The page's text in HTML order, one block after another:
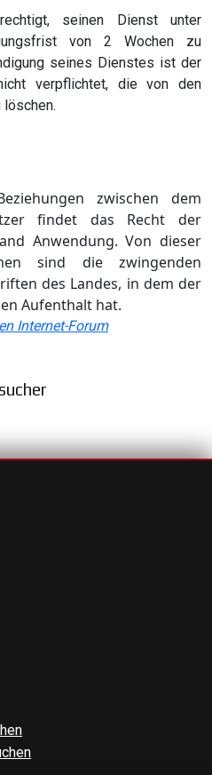
seinen Dienst unter
von 2 Wochen zu
seines Dienstes ist der
verpflichtet, die von den
zwischen dem
findet das Recht der
Anwendung. Von dieser
sind die zwingenden
des Landes, in dem der
Aufenthalt hat.
Internet-Forum